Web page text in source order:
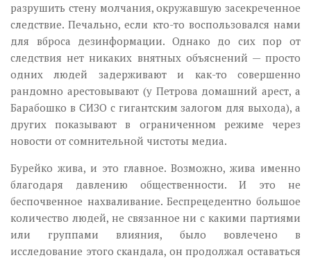
разрушить стену молчания, окружавшую засекреченное
следствие. Печально, если кто-то воспользовался нами
для вброса дезинформации. Однако до сих пор от
следствия нет никаких внятных объяснений — просто
одних людей задерживают и как-то совершенно
рандомно арестовывают (у Петрова домашний арест, а
Барабошко в СИЗО с гигантским залогом для выхода), а
других показывают в ограниченном режиме через
новости от сомнительной чистоты медиа.
Бурейко жива, и это главное. Возможно, жива именно
благодаря давлению общественности. И это не
беспочвенное нахваливание. Беспрецедентно большое
количество людей, не связанное ни с какими партиями
или группами влияния, было вовлечено в
исследование этого скандала, он продолжал оставаться